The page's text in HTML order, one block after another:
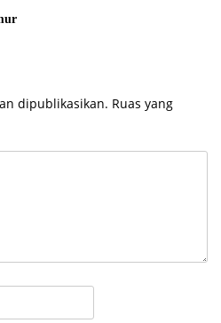
dipublikasikan. Ruas yang